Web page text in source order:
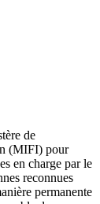
de
(MIFI) pour
en charge par le
reconnues
permanente